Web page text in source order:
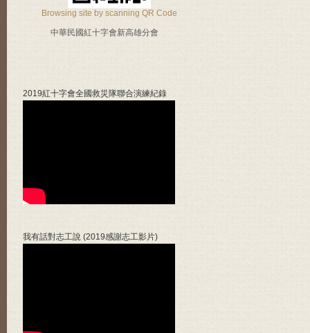
Browsing site by scanning QR Code
中華民國紅十字會新高雄分會
2019紅十字會全國救災隊聯合演練紀錄
我有話對志工說 (2019感謝志工影片)